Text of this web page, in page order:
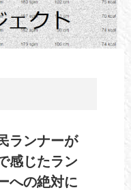
ランナーが
感じたラン
への絶対に